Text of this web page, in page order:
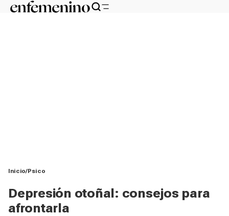
Inicio Psico
Depresión otoñal: consejos para
afrontarla